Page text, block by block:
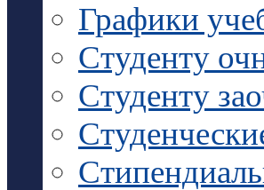
Графики
Студенту
Студенту